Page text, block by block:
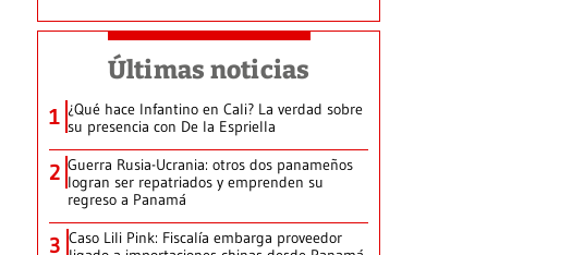
Últimas noticias
1 ¿Qué hace Infantino en Cali? La verdad sobre
su presencia con De la Espriella
2 Guerra Rusia-Ucrania: otros dos panameños
logran ser repatriados y emprenden su
regreso a Panamá
3 Caso Lili Pink: Fiscalía embarga proveedor